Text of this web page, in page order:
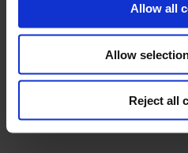
Allow all
Allow
Reject all
Nous